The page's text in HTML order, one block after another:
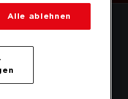
Alle ablehnen